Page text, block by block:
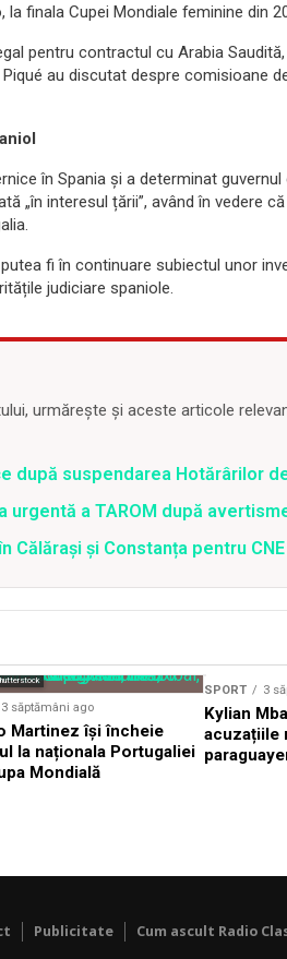
finala Cupei Mondiale feminine din
pentru contractul cu Arabia
au discutat despre comisioane
în Spania și a determinat
„în interesul țării”, având în vedere
fi în continuare subiectul unor
judiciare spaniole.
urmărește și aceste articole
după suspendarea Hotărârilor
urgentă a TAROM după
Călărași și Constanța pentru
3 săptămâni ago
Martinez își încheie
la naționala Portugaliei
Mondială
SPORT 3
Kylian
acuzațiile
Publicitate Cum ascult Radio